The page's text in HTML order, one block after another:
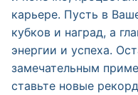
карьере. Пусть в
кубков и наград, а
энергии и успеха.
замечательным
ставьте новые